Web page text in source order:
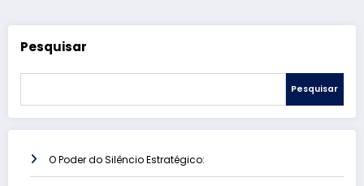
Pesquisar
Pesquisar
O Poder do Silêncio Estratégico: